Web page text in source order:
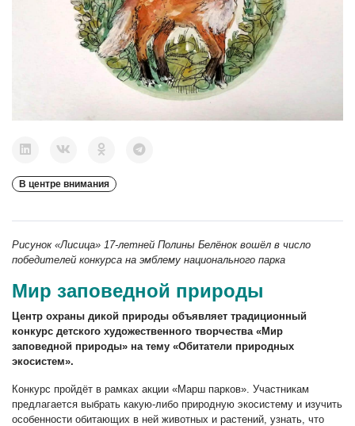
В центре внимания
Рисунок «Лисица» 17-летней Полины Белёнок вошёл в число
победителей конкурса на эмблему национального парка
Мир заповедной природы
Центр охраны дикой природы объявляет традиционный
конкурс детского художественного творчества «Мир
заповедной природы» на тему «Обитатели природных
экосистем».
Конкурс пройдёт в рамках акции «Марш парков». Участникам
предлагается выбрать какую-либо природную экосистему и изучить
особенности обитающих в ней животных и растений, узнать, что